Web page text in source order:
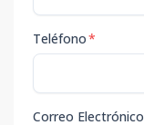
Teléfono*
Correo Electrónico